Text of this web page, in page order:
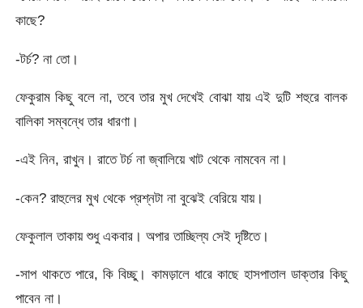
কাছে?
-টর্চ? না তো।
ফেকুরাম কিছু বলে না, তবে তার মুখ দেখেই বোঝা যায় এই দুটি শহুরে বালক
বালিকা সম্বন্ধে তার ধারণা।
-এই নিন, রাখুন। রাতে টর্চ না জ্বালিয়ে খাট থেকে নামবেন না।
-কেন? রাহুলের মুখ থেকে প্রশ্নটা না বুঝেই বেরিয়ে যায়।
ফেকুলাল তাকায় শুধু একবার। অপার তাচ্ছিল্য সেই দৃষ্টিতে।
-সাপ থাকতে পারে, কি বিচ্ছু। কামড়ালে ধারে কাছে হাসপাতাল ডাক্তার কিছু
পাবেন না।